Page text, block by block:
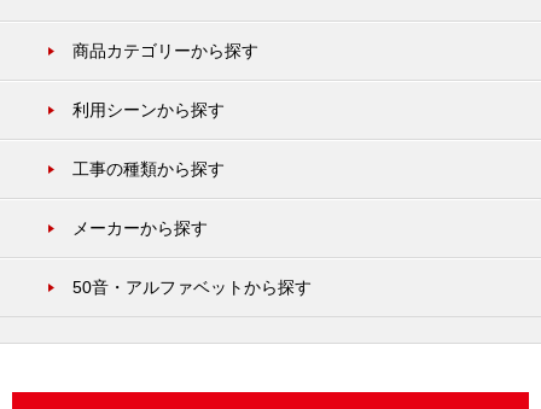
商品カテゴリーから探す
利用シーンから探す
工事の種類から探す
メーカーから探す
50音・アルファベットから探す